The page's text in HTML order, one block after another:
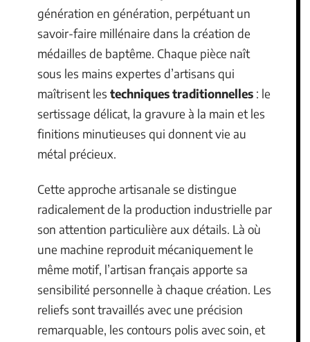
génération en génération, perpétuant un
savoir-faire millénaire dans la création de
médailles de baptême. Chaque pièce naît
sous les mains expertes d’artisans qui
maîtrisent les techniques traditionnelles : le
sertissage délicat, la gravure à la main et les
finitions minutieuses qui donnent vie au
métal précieux.
Cette approche artisanale se distingue
radicalement de la production industrielle par
son attention particulière aux détails. Là où
une machine reproduit mécaniquement le
même motif, l’artisan français apporte sa
sensibilité personnelle à chaque création. Les
reliefs sont travaillés avec une précision
remarquable, les contours polis avec soin, et